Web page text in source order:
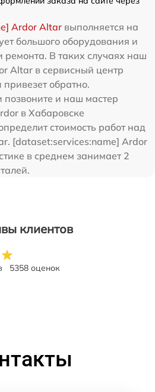
Ardor Аltar выполняется на
большого оборудования и
ремонта. В таких случаях наш
Аltar в сервисный центр
обратно.
и наш мастер
в Хабаровске
стоимость работ над
[dataset:services:name] Ardor
в среднем занимает 2
клиентов
5358 оценок